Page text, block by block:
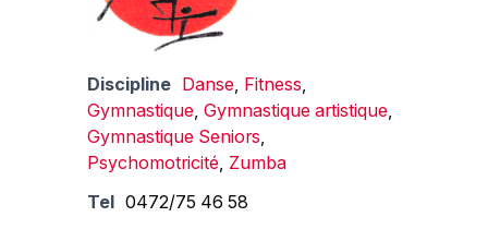
Discipline Danse, Fitness,
Gymnastique, Gymnastique artistique,
Gymnastique Seniors,
Psychomotricité, Zumba
Tel 0472/75 46 58